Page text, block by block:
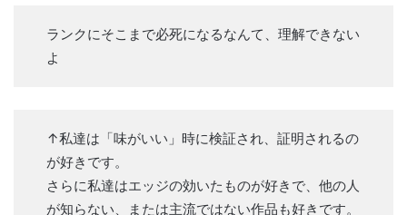
ランクにそこまで必死になるなんて、理解できない
よ
↑私達は「味がいい」時に検証され、証明されるの
が好きです。
さらに私達はエッジの効いたものが好きで、他の人
が知らない、または主流ではない作品も好きです。